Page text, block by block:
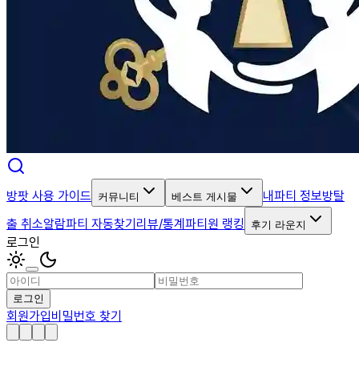
방팟 사용 가이드 커뮤니티 베스트 게시물 내파티 정보방탈
출 취소알람파티 자동찾기리뷰/통계파티원 랭킹 후기 라운지
로그인
로그인
회원가입비밀번호 찾기